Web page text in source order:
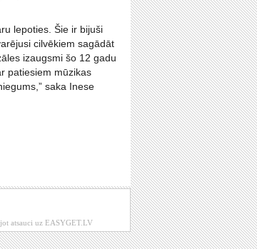
lepoties. Šie ir bijuši
cilvēkiem sagādāt
izaugsmi šo 12 gadu
patiesiem mūzikas
saka Inese
atsauci uz EASYGET.LV